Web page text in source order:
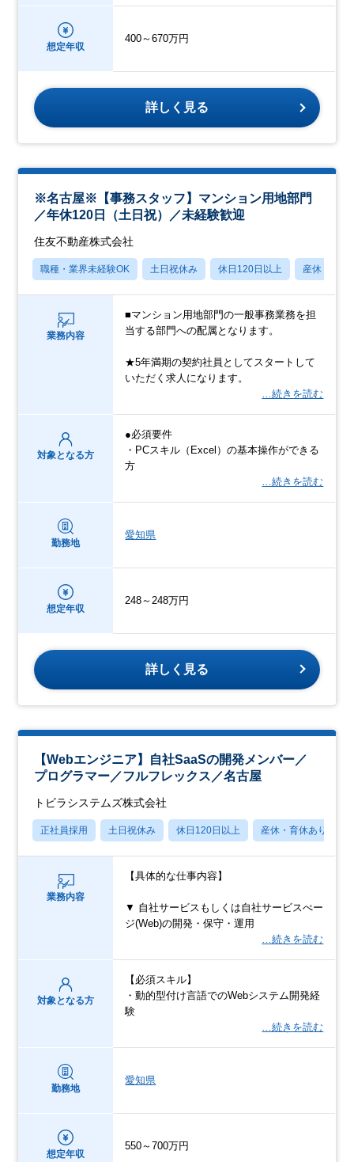
想定年収
400～670万円
詳しく見る
※名古屋※【事務スタッフ】マンション用地部門
／年休120日（土日祝）／未経験歓迎
住友不動産株式会社
職種・業界未経験OK 土日祝休み 休日120日以上 産休・育休
業務内容
■マンション用地部門の一般事務業務を担
当する部門への配属となります。
★5年満期の契約社員としてスタートして
いただく求人になります。
…続きを読む
対象となる方
●必須要件
・PCスキル（Excel）の基本操作ができる
方
…続きを読む
勤務地
愛知県
想定年収
248～248万円
詳しく見る
【Webエンジニア】自社SaaSの開発メンバー／
プログラマー／フルフレックス／名古屋
トビラシステムズ株式会社
正社員採用 土日祝休み 休日120日以上 産休・育休あり
業務内容
【具体的な仕事内容】
▼ 自社サービスもしくは自社サービスぺー
ジ(Web)の開発・保守・運用
…続きを読む
対象となる方
【必須スキル】
・動的型付け言語でのWebシステム開発経
験
…続きを読む
勤務地
愛知県
想定年収
550～700万円